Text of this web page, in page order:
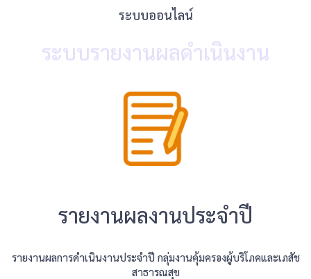
ระบบออนไลน์
ระบบรายงานผลดำเนินงาน
รายงานผลงานประจำปี
รายงานผลการดำเนินงานประจำปี กลุ่มงานคุ้มครองผู้บริโภคและเภสัช
สาธารณสุข